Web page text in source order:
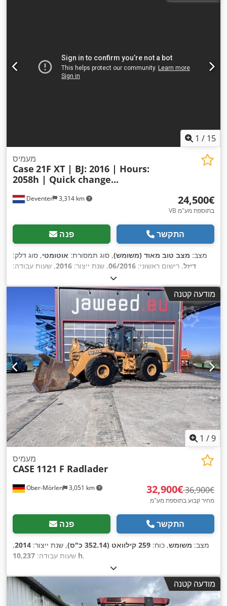
1 / 15
Deventer 3,314 km
מעמיס
Case 21F XT | BJ: 2016 | Hours:
2058h | Quick change...
‏24,500 ‏€
VB בתוספת מע"מ
פנה התקשר
מצב: מצב טוב מאוד (משומש), סוג תמסורת: אוטומטי, סוג דלק:
דיזל, רישום ראשוני: 06/2016, שנת ייצור: 2016, שעות עבודה:
מודעה קטנה
1 /9
Ober-Mörlen 3,051 km
מעמיס
CASE 1121 F Radlader
‏32,900 ‏€ ‏36,900 ‏€
מחיר קבוע בתוספת מע"מ
פנה התקשר
מצב: משומש, כוח: 259 קילוואט (352.14 כ"ס) , שנת ייצור: 2014
,
שעות עבודה: 10,237 h,
מודעה קטנה